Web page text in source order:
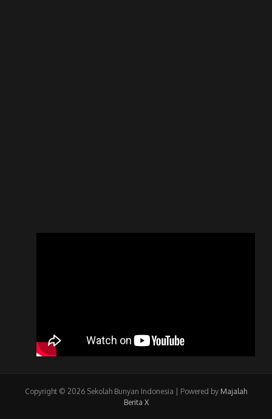
Copyright © 2026 Sekolah Bunyan Indonesia | Powered by Majalah
Berita X